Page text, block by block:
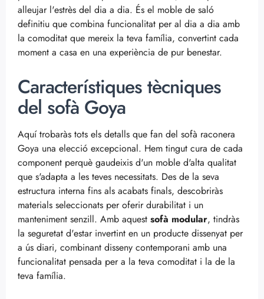
alleujar l'estrès del dia a dia. És el moble de saló
definitiu que combina funcionalitat per al dia a dia amb
la comoditat que mereix la teva família, convertint cada
moment a casa en una experiència de pur benestar.
Característiques tècniques
del sofà Goya
Aquí trobaràs tots els detalls que fan del sofà raconera
Goya una elecció excepcional. Hem tingut cura de cada
component perquè gaudeixis d'un moble d'alta qualitat
que s'adapta a les teves necessitats. Des de la seva
estructura interna fins als acabats finals, descobriràs
materials seleccionats per oferir durabilitat i un
manteniment senzill. Amb aquest sofà modular, tindràs
la seguretat d'estar invertint en un producte dissenyat per
a ús diari, combinant disseny contemporani amb una
funcionalitat pensada per a la teva comoditat i la de la
teva família.